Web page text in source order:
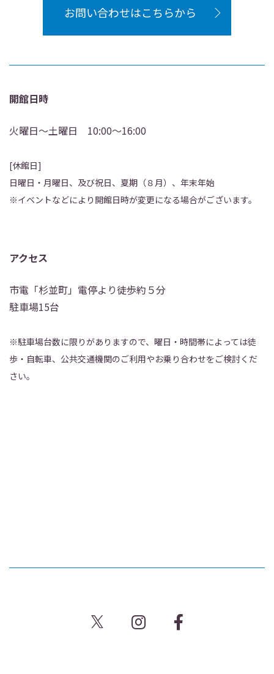
お問い合わせはこちらから
開館日時
火曜日～土曜日 10:00～16:00
[休館日]
日曜日・月曜日、及び祝日、夏期（８月）、年末年始
※イベントなどにより開館日時が変更になる場合がございます。
アクセス
市電「杉並町」電停より徒歩約５分
駐車場15台
※駐車場台数に限りがありますので、曜日・時間帯によっては徒
歩・自転車、公共交通機関のご利用やお乗り合わせをご検討くだ
さい。